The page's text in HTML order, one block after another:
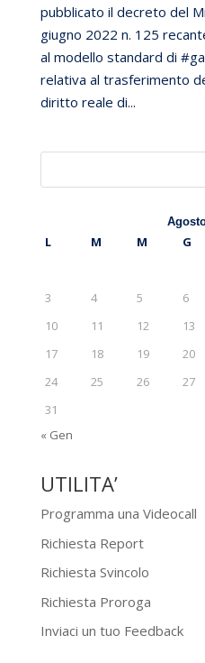
pubblicato il decreto del
giugno 2022 n. 125
al modello standard di
relativa al trasferimento
diritto reale di...
L M M G
3
4 5 6
10
11 12 13
17
18 19 20
24
25 26 27
31
« Gen
UTILITA’
Programma una Videocall
Richiesta Report
Richiesta Svincolo
Richiesta Proroga
Inviaci un tuo Feedback